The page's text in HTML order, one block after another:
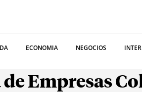
ECONOMIA NEGOCIOS
de Empresas